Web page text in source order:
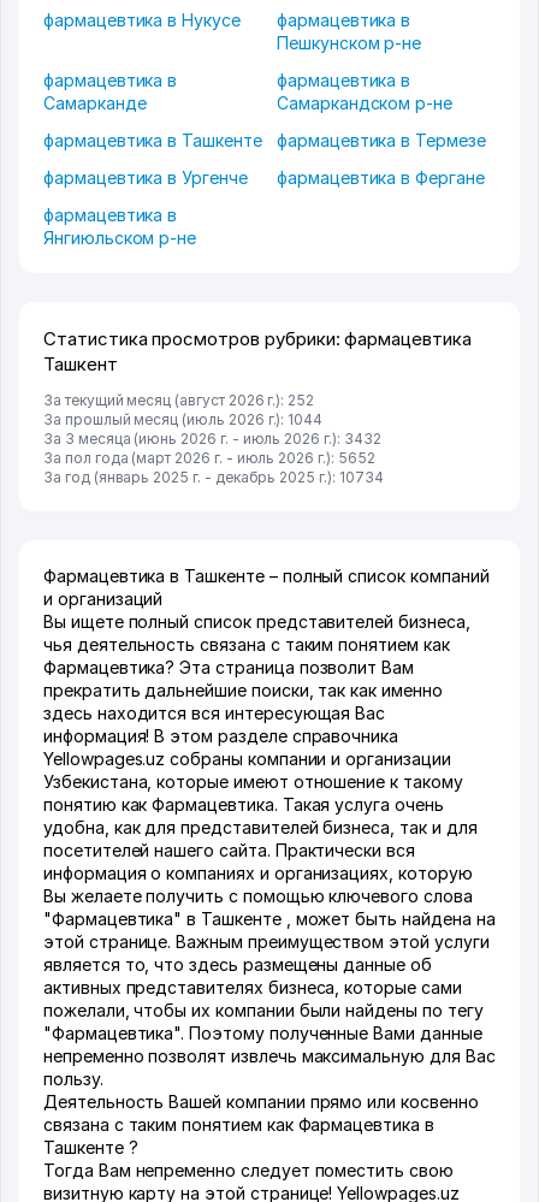
фармацевтика в Нукусе
фармацевтика в
Пешкунском р-не
фармацевтика в
Самарканде
фармацевтика в
Самаркандском р-не
фармацевтика в Ташкенте
фармацевтика в Термезе
фармацевтика в Ургенче
фармацевтика в Фергане
фармацевтика в
Янгиюльском р-не
Статистика просмотров рубрики: фармацевтика
Ташкент
За текущий месяц (август 2026 г.): 252
За прошлый месяц (июль 2026 г.): 1044
За 3 месяца (июнь 2026 г. - июль 2026 г.): 3432
За пол года (март 2026 г. - июль 2026 г.): 5652
За год (январь 2025 г. - декабрь 2025 г.): 10734
Фармацевтика в Ташкенте – полный список компаний
и организаций
Вы ищете полный список представителей бизнеса,
чья деятельность связана с таким понятием как
Фармацевтика? Эта страница позволит Вам
прекратить дальнейшие поиски, так как именно
здесь находится вся интересующая Вас
информация! В этом разделе справочника
Yellowpages.uz собраны компании и организации
Узбекистана, которые имеют отношение к такому
понятию как Фармацевтика. Такая услуга очень
удобна, как для представителей бизнеса, так и для
посетителей нашего сайта. Практически вся
информация о компаниях и организациях, которую
Вы желаете получить с помощью ключевого слова
"Фармацевтика" в Ташкенте , может быть найдена на
этой странице. Важным преимуществом этой услуги
является то, что здесь размещены данные об
активных представителях бизнеса, которые сами
пожелали, чтобы их компании были найдены по тегу
"Фармацевтика". Поэтому полученные Вами данные
непременно позволят извлечь максимальную для Вас
пользу.
Деятельность Вашей компании прямо или косвенно
связана с таким понятием как Фармацевтика в
Ташкенте ?
Тогда Вам непременно следует поместить свою
визитную карту на этой странице! Yellowpages.uz